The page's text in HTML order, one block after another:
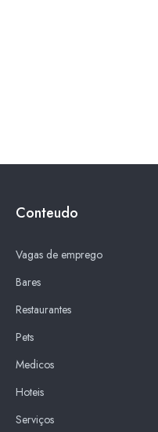
Conteudo
Vagas de emprego
Bares
Restaurantes
Pets
Medicos
Hoteis
Serviços